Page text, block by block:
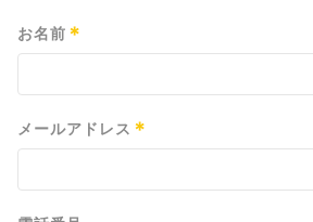
お名前 *
メールアドレス *